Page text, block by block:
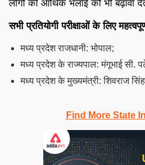
लोगों की आर्थिक भलाई को भी बढ़ावा
सभी प्रतियोगी परीक्षाओं के लिए
मध्य प्रदेश राजधानी: भोपाल;
मध्य प्रदेश के राज्यपाल: मंगूभाई सी.
मध्य प्रदेश के मुख्यमंत्री: शिवराज सिंह
Find More State